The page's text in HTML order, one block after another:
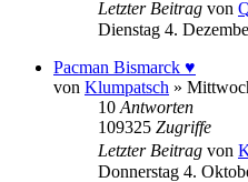
Letzter Beitrag von
Dienstag 4.
Pacman Bismarck ♥
von Klumpatsch »
10 Antworten
109325 Zugriffe
Letzter Beitrag von
Donnerstag 4.